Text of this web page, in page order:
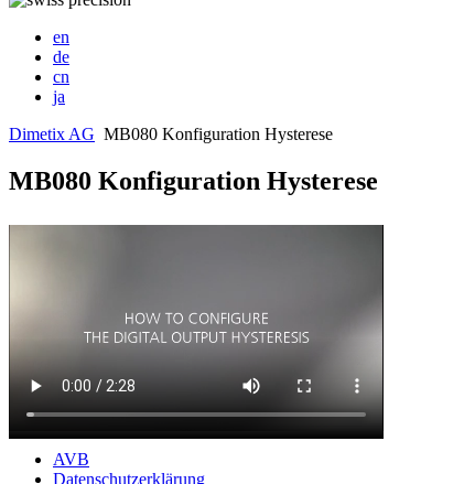
en
de
cn
ja
Dimetix AG MB080 Konfiguration Hysterese
MB080 Konfiguration Hysterese
AVB
Datenschutzerklärung